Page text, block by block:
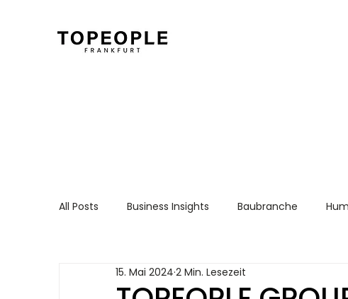
All Posts Business Insights Baubranche
15. Mai 2024 2 Min. Lesezeit